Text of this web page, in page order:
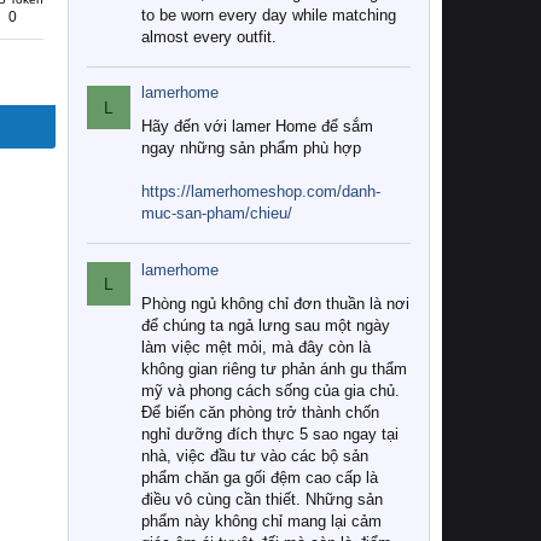
0
to be worn every day while matching
almost every outfit.
L
lamerhome
Hãy đến với lamer Home để sắm
ngay những sản phẩm phù hợp
https://lamerhomeshop.com/danh-
muc-san-pham/chieu/
L
lamerhome
Phòng ngủ không chỉ đơn thuần là nơi
để chúng ta ngả lưng sau một ngày
làm việc mệt mỏi, mà đây còn là
không gian riêng tư phản ánh gu thẩm
mỹ và phong cách sống của gia chủ.
Để biến căn phòng trở thành chốn
nghỉ dưỡng đích thực 5 sao ngay tại
nhà, việc đầu tư vào các bộ sản
phẩm chăn ga gối đệm cao cấp là
điều vô cùng cần thiết. Những sản
phẩm này không chỉ mang lại cảm